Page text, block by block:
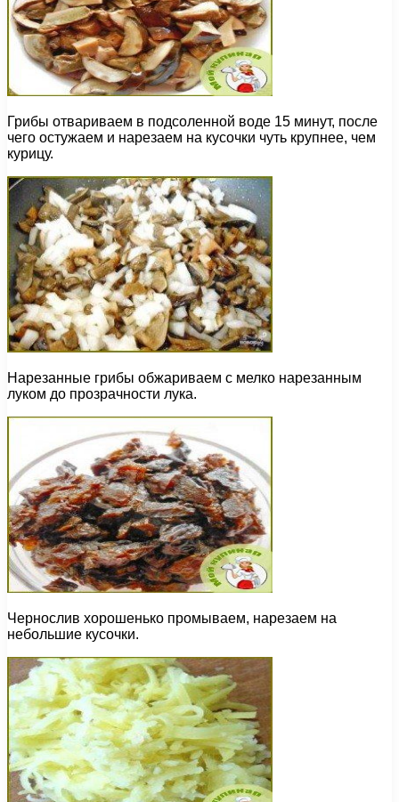
Грибы отвариваем в подсоленной воде 15 минут, после
чего остужаем и нарезаем на кусочки чуть крупнее, чем
курицу.
Нарезанные грибы обжариваем с мелко нарезанным
луком до прозрачности лука.
Чернослив хорошенько промываем, нарезаем на
небольшие кусочки.